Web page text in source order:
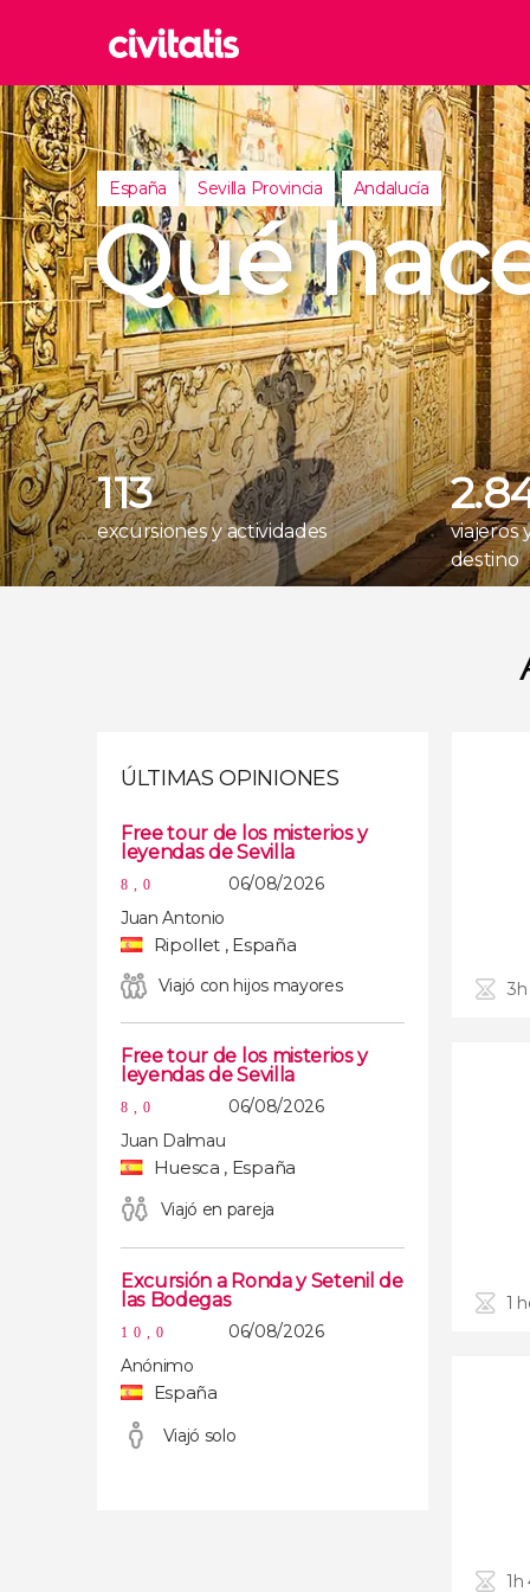
Roma
Italia
Reino
Reino
Turquía
España Sevilla Provincia Andalucía
Qué
113
excursiones y actividades
viajeros
destino
ÚLTIMAS OPINIONES
Free tour de los misterios y
leyendas de Sevilla
8,0
06/08/2026
Juan Antonio
Ripollet , España
Viajó con hijos mayores
Free tour de los misterios y
leyendas de Sevilla
8,0
06/08/2026
Juan Dalmau
Huesca , España
Viajó en pareja
Excursión a Ronda y Setenil de
las Bodegas
10,0
06/08/2026
Anónimo
España
Viajó solo
1
1h